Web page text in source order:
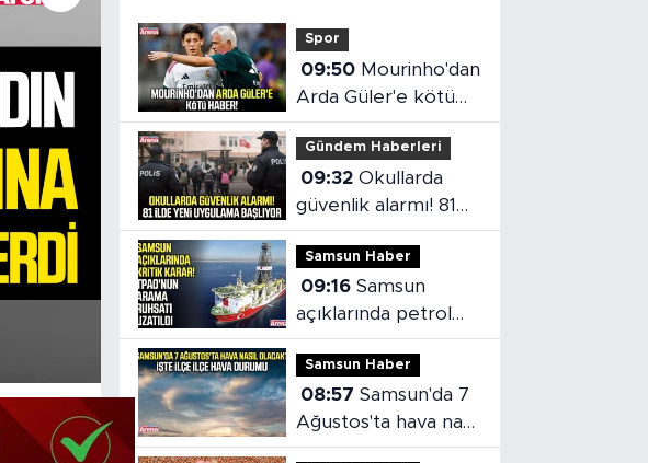
Spor
09:50
Arda Güler'e kötü
haber!
Gündem Haberleri
09:32 Okullarda
güvenlik alarmı! 81
ilde yeni uygulama
başlıyor
Samsun Haber
09:16 Samsun
açıklarında petrol
aramaları devam
edecek!
Samsun Haber
08:57 Samsun'da 7
Ağustos'ta hava nasıl
olacak?